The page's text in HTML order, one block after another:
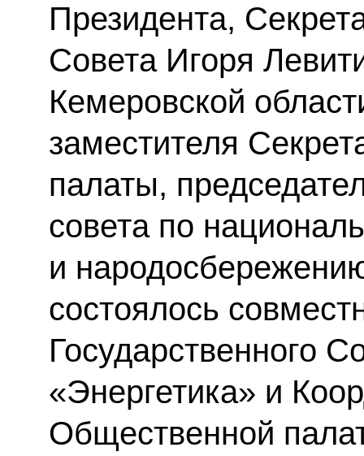
Президента,
Совета Игоря
Кемеровской
заместителя
палаты,
совета по
и
состоялось
Государственного
«Энергетика» и
Общественной